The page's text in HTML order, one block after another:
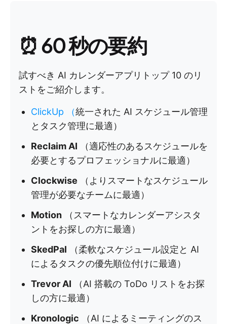
⏰ 60 秒の要約
試すべき AI カレンダーアプリトップ 10 のリ
ストをご紹介します。
ClickUp （統一された AI スケジュール管理
とタスク管理に最適）
Reclaim AI （適応性のあるスケジュールを
必要とするプロフェッショナルに最適）
Clockwise （よりスマートなスケジュール
管理が必要なチームに最適）
Motion （スマートなカレンダーアシスタ
ントをお探しの方に最適）
SkedPal （柔軟なスケジュール設定と AI
によるタスクの優先順位付けに最適）
Trevor AI （AI 搭載の ToDo リストをお探
しの方に最適）
Kronologic （AI によるミーティングのス